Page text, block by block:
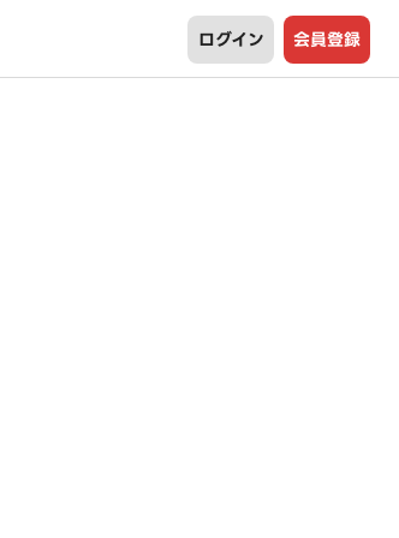
ログイン 会員登録